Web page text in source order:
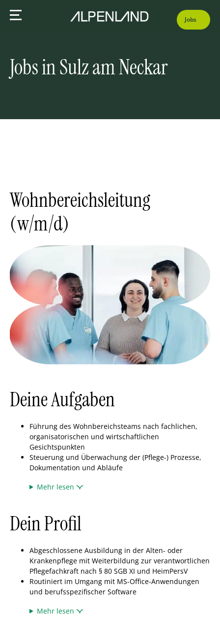
Jobs
Jobs in Sulz am Neckar
Wohnbereichsleitung
(w/m/d)
Deine Aufgaben
Führung des Wohnbereichsteams nach fachlichen,
organisatorischen und wirtschaftlichen
Gesichtspunkten
Steuerung und Überwachung der (Pflege-) Prozesse,
Dokumentation und Abläufe
Mehr lesen
Dein Profil
Abgeschlossene Ausbildung in der Alten- oder
Krankenpflege mit Weiterbildung zur verantwortlichen
Pflegefachkraft nach § 80 SGB XI und HeimPersV
Routiniert im Umgang mit MS-Office-Anwendungen
und berufsspezifischer Software
Mehr lesen